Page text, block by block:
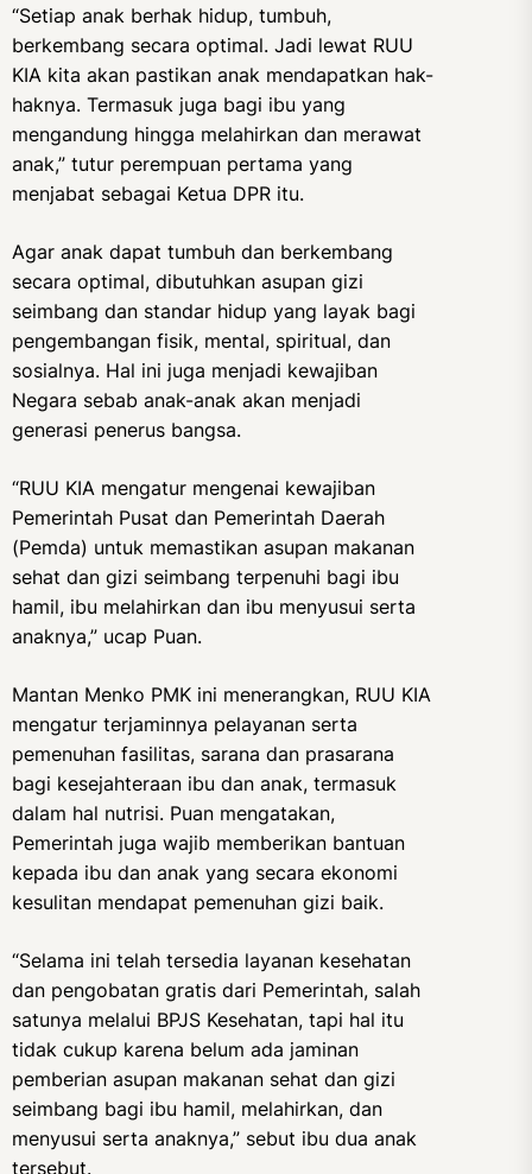
“Setiap anak berhak hidup, tumbuh,
berkembang secara optimal. Jadi lewat RUU
KIA kita akan pastikan anak mendapatkan hak-
haknya. Termasuk juga bagi ibu yang
mengandung hingga melahirkan dan merawat
anak,” tutur perempuan pertama yang
menjabat sebagai Ketua DPR itu.
Agar anak dapat tumbuh dan berkembang
secara optimal, dibutuhkan asupan gizi
seimbang dan standar hidup yang layak bagi
pengembangan fisik, mental, spiritual, dan
sosialnya. Hal ini juga menjadi kewajiban
Negara sebab anak-anak akan menjadi
generasi penerus bangsa.
“RUU KIA mengatur mengenai kewajiban
Pemerintah Pusat dan Pemerintah Daerah
(Pemda) untuk memastikan asupan makanan
sehat dan gizi seimbang terpenuhi bagi ibu
hamil, ibu melahirkan dan ibu menyusui serta
anaknya,” ucap Puan.
Mantan Menko PMK ini menerangkan, RUU KIA
mengatur terjaminnya pelayanan serta
pemenuhan fasilitas, sarana dan prasarana
bagi kesejahteraan ibu dan anak, termasuk
dalam hal nutrisi. Puan mengatakan,
Pemerintah juga wajib memberikan bantuan
kepada ibu dan anak yang secara ekonomi
kesulitan mendapat pemenuhan gizi baik.
“Selama ini telah tersedia layanan kesehatan
dan pengobatan gratis dari Pemerintah, salah
satunya melalui BPJS Kesehatan, tapi hal itu
tidak cukup karena belum ada jaminan
pemberian asupan makanan sehat dan gizi
seimbang bagi ibu hamil, melahirkan, dan
menyusui serta anaknya,” sebut ibu dua anak
tersebut.